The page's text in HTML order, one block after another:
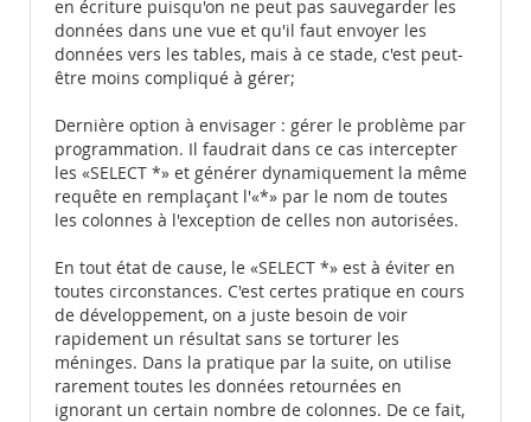
en écriture puisqu'on ne peut pas sauvegarder les
données dans une vue et qu'il faut envoyer les
données vers les tables, mais à ce stade, c'est peut-
être moins compliqué à gérer;
Dernière option à envisager : gérer le problème par
programmation. Il faudrait dans ce cas intercepter
les «SELECT *» et générer dynamiquement la même
requête en remplaçant l'«*» par le nom de toutes
les colonnes à l'exception de celles non autorisées.
En tout état de cause, le «SELECT *» est à éviter en
toutes circonstances. C'est certes pratique en cours
de développement, on a juste besoin de voir
rapidement un résultat sans se torturer les
méninges. Dans la pratique par la suite, on utilise
rarement toutes les données retournées en
ignorant un certain nombre de colonnes. De ce fait,